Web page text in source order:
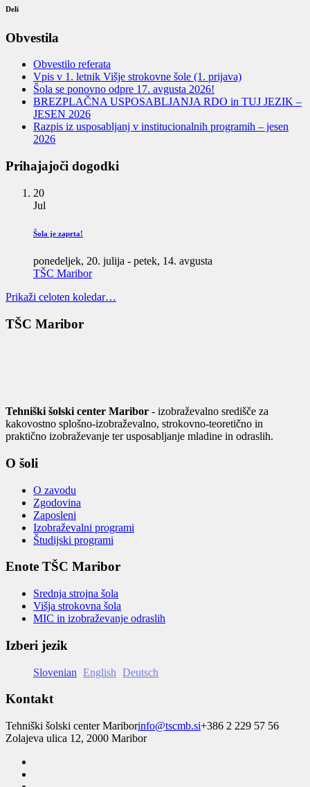
Deli
Obvestila
Obvestilo referata
Vpis v 1. letnik Višje strokovne šole (1. prijava)
Šola se ponovno odpre 17. avgusta 2026!
BREZPLAČNA USPOSABLJANJA RDO in TUJ JEZIK –
JESEN 2026
Razpis iz usposabljanj v institucionalnih programih – jesen
2026
Prihajajoči dogodki
20
Jul
Šola je zaprta!
ponedeljek, 20. julija - petek, 14. avgusta
TŠC Maribor
Prikaži celoten koledar…
TŠC Maribor
Tehniški šolski center Maribor - izobraževalno središče za
kakovostno splošno-izobraževalno, strokovno-teoretično in
praktično izobraževanje ter usposabljanje mladine in odraslih.
O šoli
O zavodu
Zgodovina
Zaposleni
Izobraževalni programi
Študijski programi
Enote TŠC Maribor
Srednja strojna šola
Višja strokovna šola
MIC in izobraževanje odraslih
Izberi jezik
Slovenian English Deutsch
Kontakt
Tehniški šolski center Mariborinfo@tscmb.si+386 2 229 57 56
Zolajeva ulica 12, 2000 Maribor